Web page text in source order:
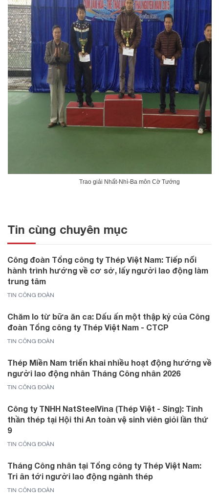
Trao giải Nhất-Nhì-Ba môn Cờ Tướng
Tin cùng chuyên mục
Công đoàn Tổng công ty Thép Việt Nam: Tiếp nối
hành trình hướng về cơ sở, lấy người lao động làm
trung tâm
TIN CÔNG ĐOÀN
Chăm lo từ bữa ăn ca: Dấu ấn một thập kỷ của Công
đoàn Tổng công ty Thép Việt Nam - CTCP
TIN CÔNG ĐOÀN
Thép Miền Nam triển khai nhiều hoạt động hướng về
người lao động nhân Tháng Công nhân 2026
TIN CÔNG ĐOÀN
Công ty TNHH NatSteelVina (Thép Việt - Sing): Tinh
thần thép tại Hội thi An toàn vệ sinh viên giỏi lần thứ
9
TIN CÔNG ĐOÀN
Tháng Công nhân tại Tổng công ty Thép Việt Nam:
Tri ân tới người lao động ngành thép
TIN CÔNG ĐOÀN